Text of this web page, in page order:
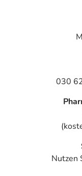
-
- Gelenkschmerzen
Bemerken Sie
Veränderung
Für die
Nebenwirkungen
einem von 1.000
030
Nutzen